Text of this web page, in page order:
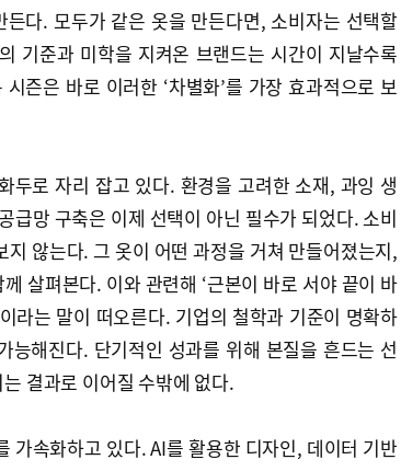
든다. 모두가 같은 옷을 만든다면, 소비자는 선택할
기준과 미학을 지켜온 브랜드는 시간이 지날수록
즌은 바로 이러한 ‘차별화’를 가장 효과적으로 보
두로 자리 잡고 있다. 환경을 고려한 소재, 과잉 생
급망 구축은 이제 선택이 아닌 필수가 되었다. 소비
않는다. 그 옷이 어떤 과정을 거쳐 만들어졌는지,
살펴본다. 이와 관련해 ‘근본이 바로 서야 끝이 바
라는 말이 떠오른다. 기업의 철학과 기준이 명확하
능해진다. 단기적인 성과를 위해 본질을 흔드는 선
결과로 이어질 수밖에 없다.
가속화하고 있다. AI를 활용한 디자인, 데이터 기반